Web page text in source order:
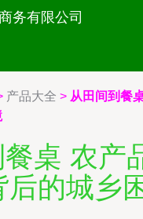
务有限公司
产品大全 > 从田间到餐
桌 农产
后的城乡